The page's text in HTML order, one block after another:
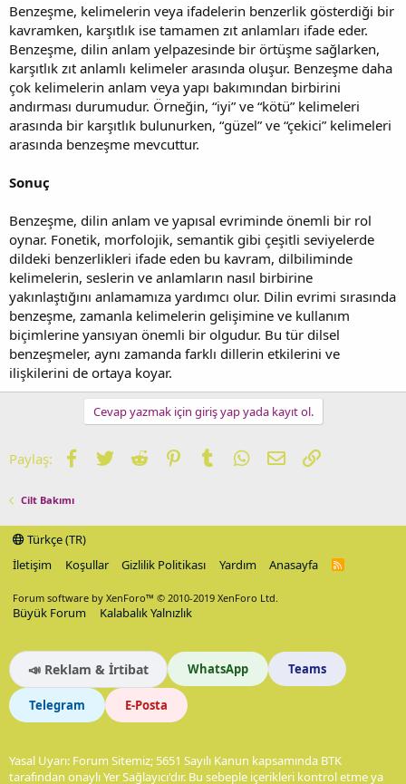
Benzeşme, kelimelerin veya ifadelerin benzerlik gösterdiği bir
kavramken, karşıtlık ise tamamen zıt anlamları ifade eder.
Benzeşme, dilin anlam yelpazesinde bir örtüşme sağlarken,
karşıtlık zıt anlamlı kelimeler arasında oluşur. Benzeşme daha
çok kelimelerin anlam veya yapı bakımından birbirini
andırması durumudur. Örneğin, “iyi” ve “kötü” kelimeleri
arasında bir karşıtlık bulunurken, “güzel” ve “çekici” kelimeleri
arasında benzeşme mevcuttur.
Sonuç
Benzeşme, dilin anlam ve yapısal evriminde önemli bir rol
oynar. Fonetik, morfolojik, semantik gibi çeşitli seviyelerde
dildeki benzerlikleri ifade eden bu kavram, dilbiliminde
kelimelerin, seslerin ve anlamların nasıl birbirine
yakınlaştığını anlamamıza yardımcı olur. Dilin evrimi sırasında
benzeşme, zamanla kelimelerin gelişimine ve kullanım
biçimlerine yansıyan önemli bir olgudur. Bu tür dilsel
benzeşmeler, aynı zamanda farklı dillerin etkilerini ve
ilişkilerini de ortaya koyar.
Cevap yazmak için giriş yap yada kayıt ol.
Paylaş: Facebook
TwitterReddit PinterestTumblrWhatsApp
E-postaLink
Cilt Bakımı
Türkçe (TR)
İletişim
Koşullar Gizlilik Politikası Yardım Anasayfa
R
Forum software by XenForo™ © 2010-2019 XenForo Ltd.
Büyük Forum Kalabalık Yalnızlık
📣 Reklam & İrtibat WhatsApp Teams
Telegram E-Posta
Yasal Uyarı: Forum Sitemiz; 5651 Sayılı Kanun kapsamında BTK
tarafından onaylı Yer Sağlayıcı'dır. Bu sebeple içerikleri kontrol etme ya